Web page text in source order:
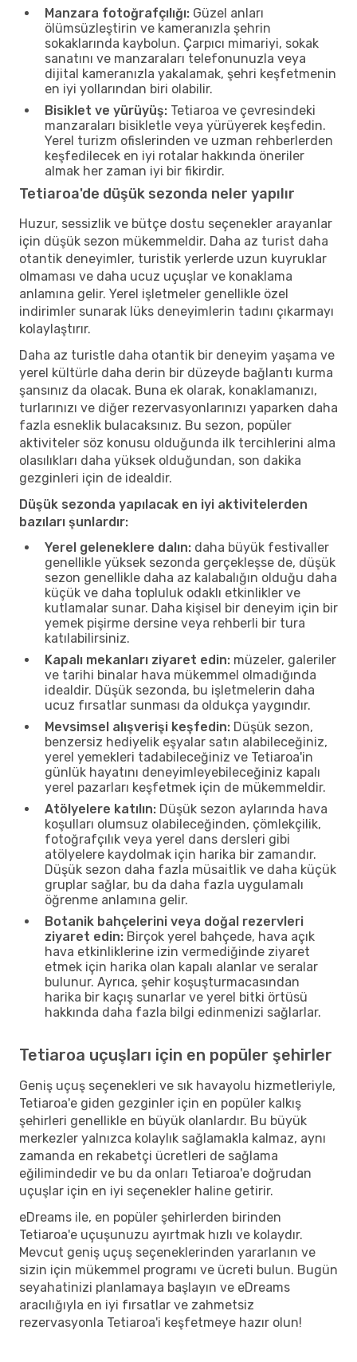
Manzara fotoğrafçılığı: Güzel anları
ölümsüzleştirin ve kameranızla şehrin
sokaklarında kaybolun. Çarpıcı mimariyi, sokak
sanatını ve manzaraları telefonunuzla veya
dijital kameranızla yakalamak, şehri keşfetmenin
en iyi yollarından biri olabilir.
Bisiklet ve yürüyüş: Tetiaroa ve çevresindeki
manzaraları bisikletle veya yürüyerek keşfedin.
Yerel turizm ofislerinden ve uzman rehberlerden
keşfedilecek en iyi rotalar hakkında öneriler
almak her zaman iyi bir fikirdir.
Tetiaroa'de düşük sezonda neler yapılır
Huzur, sessizlik ve bütçe dostu seçenekler arayanlar
için düşük sezon mükemmeldir. Daha az turist daha
otantik deneyimler, turistik yerlerde uzun kuyruklar
olmaması ve daha ucuz uçuşlar ve konaklama
anlamına gelir. Yerel işletmeler genellikle özel
indirimler sunarak lüks deneyimlerin tadını çıkarmayı
kolaylaştırır.
Daha az turistle daha otantik bir deneyim yaşama ve
yerel kültürle daha derin bir düzeyde bağlantı kurma
şansınız da olacak. Buna ek olarak, konaklamanızı,
turlarınızı ve diğer rezervasyonlarınızı yaparken daha
fazla esneklik bulacaksınız. Bu sezon, popüler
aktiviteler söz konusu olduğunda ilk tercihlerini alma
olasılıkları daha yüksek olduğundan, son dakika
gezginleri için de idealdir.
Düşük sezonda yapılacak en iyi aktivitelerden
bazıları şunlardır:
Yerel geleneklere dalın: daha büyük festivaller
genellikle yüksek sezonda gerçekleşse de, düşük
sezon genellikle daha az kalabalığın olduğu daha
küçük ve daha topluluk odaklı etkinlikler ve
kutlamalar sunar. Daha kişisel bir deneyim için bir
yemek pişirme dersine veya rehberli bir tura
katılabilirsiniz.
Kapalı mekanları ziyaret edin: müzeler, galeriler
ve tarihi binalar hava mükemmel olmadığında
idealdir. Düşük sezonda, bu işletmelerin daha
ucuz fırsatlar sunması da oldukça yaygındır.
Mevsimsel alışverişi keşfedin: Düşük sezon,
benzersiz hediyelik eşyalar satın alabileceğiniz,
yerel yemekleri tadabileceğiniz ve Tetiaroa'in
günlük hayatını deneyimleyebileceğiniz kapalı
yerel pazarları keşfetmek için de mükemmeldir.
Atölyelere katılın: Düşük sezon aylarında hava
koşulları olumsuz olabileceğinden, çömlekçilik,
fotoğrafçılık veya yerel dans dersleri gibi
atölyelere kaydolmak için harika bir zamandır.
Düşük sezon daha fazla müsaitlik ve daha küçük
gruplar sağlar, bu da daha fazla uygulamalı
öğrenme anlamına gelir.
Botanik bahçelerini veya doğal rezervleri
ziyaret edin: Birçok yerel bahçede, hava açık
hava etkinliklerine izin vermediğinde ziyaret
etmek için harika olan kapalı alanlar ve seralar
bulunur. Ayrıca, şehir koşuşturmacasından
harika bir kaçış sunarlar ve yerel bitki örtüsü
hakkında daha fazla bilgi edinmenizi sağlarlar.
Tetiaroa uçuşları için en popüler şehirler
Geniş uçuş seçenekleri ve sık havayolu hizmetleriyle,
Tetiaroa'e giden gezginler için en popüler kalkış
şehirleri genellikle en büyük olanlardır. Bu büyük
merkezler yalnızca kolaylık sağlamakla kalmaz, aynı
zamanda en rekabetçi ücretleri de sağlama
eğilimindedir ve bu da onları Tetiaroa'e doğrudan
uçuşlar için en iyi seçenekler haline getirir.
eDreams ile, en popüler şehirlerden birinden
Tetiaroa'e uçuşunuzu ayırtmak hızlı ve kolaydır.
Mevcut geniş uçuş seçeneklerinden yararlanın ve
sizin için mükemmel programı ve ücreti bulun. Bugün
seyahatinizi planlamaya başlayın ve eDreams
aracılığıyla en iyi fırsatlar ve zahmetsiz
rezervasyonla Tetiaroa'i keşfetmeye hazır olun!